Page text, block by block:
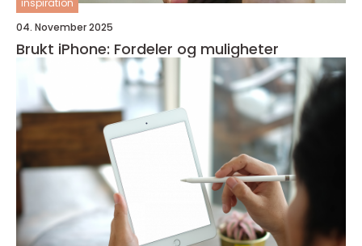
inspiration
04. November 2025
Brukt iPhone: Fordeler og muligheter